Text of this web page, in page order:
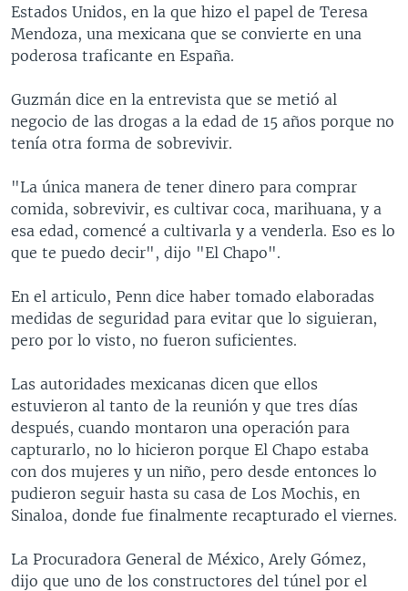
Estados Unidos, en la que hizo el papel de Teresa
Mendoza, una mexicana que se convierte en una
poderosa traficante en España.
Guzmán dice en la entrevista que se metió al
negocio de las drogas a la edad de 15 años porque no
tenía otra forma de sobrevivir.
"La única manera de tener dinero para comprar
comida, sobrevivir, es cultivar coca, marihuana, y a
esa edad, comencé a cultivarla y a venderla. Eso es lo
que te puedo decir", dijo "El Chapo".
En el articulo, Penn dice haber tomado elaboradas
medidas de seguridad para evitar que lo siguieran,
pero por lo visto, no fueron suficientes.
Las autoridades mexicanas dicen que ellos
estuvieron al tanto de la reunión y que tres días
después, cuando montaron una operación para
capturarlo, no lo hicieron porque El Chapo estaba
con dos mujeres y un niño, pero desde entonces lo
pudieron seguir hasta su casa de Los Mochis, en
Sinaloa, donde fue finalmente recapturado el viernes.
La Procuradora General de México, Arely Gómez,
dijo que uno de los constructores del túnel por el